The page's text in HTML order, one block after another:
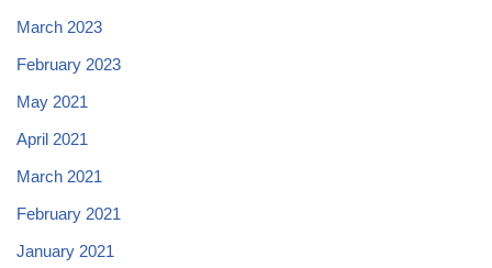
March 2023
February 2023
May 2021
April 2021
March 2021
February 2021
January 2021